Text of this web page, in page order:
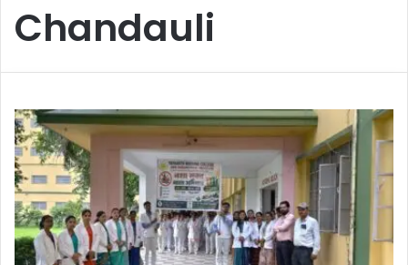
Chandauli